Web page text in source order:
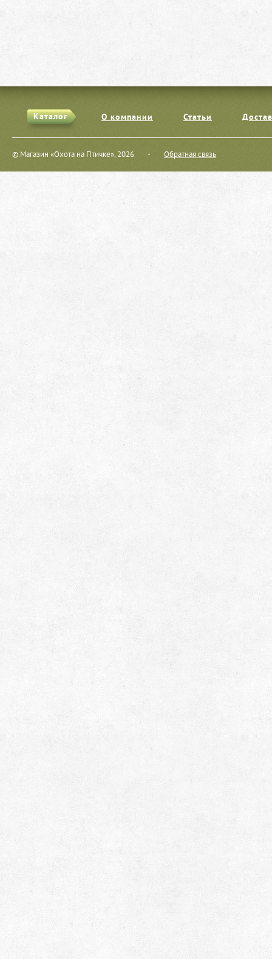
Каталог О компании Статьи
© Магазин «Охота на Птичке», 2026 Обратная связь